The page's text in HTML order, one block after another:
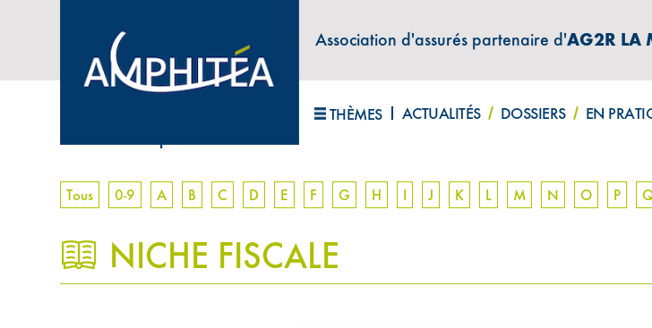
Association d'assurés partenaire d'AG2R LA
THÈMES ACTUALITÉS DOSSIERS EN
ABONNEZ-VOUS À LA LETTRE D'INFORMATIONS "AMPHITÉA INFOS"
Tous 0-9 A B C D E F G H I J K L M N O P
NICHE FISCALE